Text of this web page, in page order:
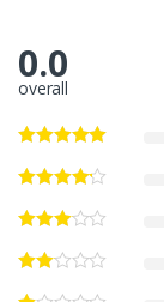
0.0
overall